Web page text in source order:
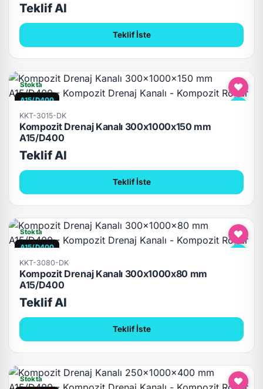
Teklif Al
Teklif İste
Stokta
A15/D400
KKT-3015-DK
Kompozit Drenaj Kanalı 300x1000x150 mm
A15/D400
Teklif Al
Teklif İste
Stokta
A15/D400
KKT-3080-DK
Kompozit Drenaj Kanalı 300x1000x80 mm
A15/D400
Teklif Al
Teklif İste
Stokta